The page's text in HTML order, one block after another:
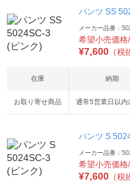
パンツ SS
メーカー品番：
希望小売価格
¥7,600 （税
在庫 納期
お取り寄せ商品 通常5営業日以内
パンツ S
メーカー品番：
希望小売価格
¥7,600 （税